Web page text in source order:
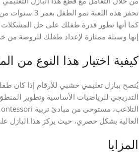
تحفز هذه
كما أنها تطور قدرة طفلك على حل المشكلات
إنها وسيلة ممتازة لإعداد طفلك للروضة من
كيفية اختيار هذا النوع من
يُنصح ببازل تعليمي خشبي للأرقام إذا كان
التدريجي للرياضيات الأساسية وتطوير
العالية بشكل حصري، حيث يركز هذا البازل
المزايا